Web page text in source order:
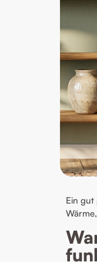
Ein gut